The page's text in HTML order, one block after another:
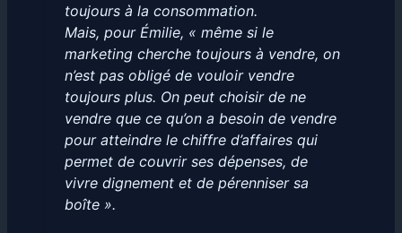
toujours à la consommation.
Mais, pour Émilie, « même si le
marketing cherche toujours à vendre, on
n’est pas obligé de vouloir vendre
toujours plus. On peut choisir de ne
vendre que ce qu’on a besoin de vendre
pour atteindre le chiffre d’affaires qui
permet de couvrir ses dépenses, de
vivre dignement et de pérenniser sa
boîte ».